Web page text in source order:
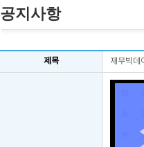
공지사항
제목 재무빅데